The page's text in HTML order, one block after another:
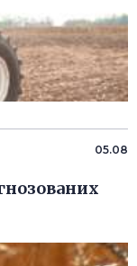
05.08